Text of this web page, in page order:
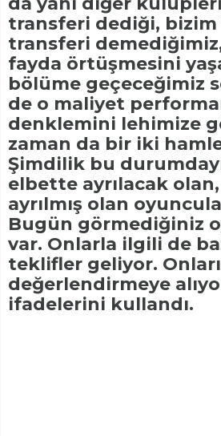
transferi dediği, bizim
transferi
fayda örtüşmesini
bölüme geçeceğimiz
de o maliyet
denklemini lehimize
zaman da bir iki
Şimdilik bu
elbette ayrılacak olan,
ayrılmış olan
Bugün görmediğiniz
var. Onlarla ilgili de
teklifler geliyor.
değerlendirmeye
ifadelerini kullandı.